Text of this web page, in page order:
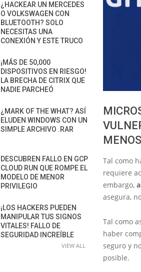
Tal como
requiere
embargo,
asegura,
Tal como
haber
seguro y
posible.
¿HACKEAR UN MERCEDES
O VOLKSWAGEN CON
BLUETOOTH? SOLO
NECESITAS UNA
CONEXIÓN Y ESTE TRUCO
¡MÁS DE 50,000
DISPOSITIVOS EN RIESGO!
LA BRECHA DE CITRIX QUE
NADIE PARCHEÓ
¿MARK OF THE WHAT? ASÍ
ELUDEN WINDOWS CON UN
SIMPLE ARCHIVO .RAR
DESCUBREN FALLO EN GCP
CLOUD RUN QUE ROMPE EL
MODELO DE MENOR
PRIVILEGIO
¡LOS HACKERS PUEDEN
MANIPULAR TUS SIGNOS
VITALES! FALLO DE
SEGURIDAD INCREÍBLE
VIEW ALL